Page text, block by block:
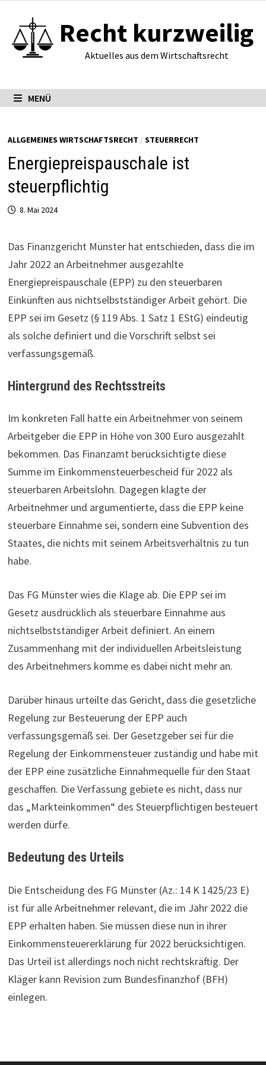
Inhalt
springen
Recht kurzweilig
Aktuelles aus dem Wirtschaftsrecht
MENÜ
ALLGEMEINES WIRTSCHAFTSRECHT / STEUERRECHT
Energiepreispauschale ist
steuerpflichtig
8. Mai 2024
Das Finanzgericht Münster hat entschieden, dass die im
Jahr 2022 an Arbeitnehmer ausgezahlte
Energiepreispauschale (EPP) zu den steuerbaren
Einkünften aus nichtselbstständiger Arbeit gehört. Die
EPP sei im Gesetz (§ 119 Abs. 1 Satz 1 EStG) eindeutig
als solche definiert und die Vorschrift selbst sei
verfassungsgemäß.
Hintergrund des Rechtsstreits
Im konkreten Fall hatte ein Arbeitnehmer von seinem
Arbeitgeber die EPP in Höhe von 300 Euro ausgezahlt
bekommen. Das Finanzamt berücksichtigte diese
Summe im Einkommensteuerbescheid für 2022 als
steuerbaren Arbeitslohn. Dagegen klagte der
Arbeitnehmer und argumentierte, dass die EPP keine
steuerbare Einnahme sei, sondern eine Subvention des
Staates, die nichts mit seinem Arbeitsverhältnis zu tun
habe.
Das FG Münster wies die Klage ab. Die EPP sei im
Gesetz ausdrücklich als steuerbare Einnahme aus
nichtselbstständiger Arbeit definiert. An einem
Zusammenhang mit der individuellen Arbeitsleistung
des Arbeitnehmers komme es dabei nicht mehr an.
Darüber hinaus urteilte das Gericht, dass die gesetzliche
Regelung zur Besteuerung der EPP auch
verfassungsgemäß sei. Der Gesetzgeber sei für die
Regelung der Einkommensteuer zuständig und habe mit
der EPP eine zusätzliche Einnahmequelle für den Staat
geschaffen. Die Verfassung gebiete es nicht, dass nur
das „Markteinkommen“ des Steuerpflichtigen besteuert
werden dürfe.
Bedeutung des Urteils
Die Entscheidung des FG Münster (Az.: 14 K 1425/23 E)
ist für alle Arbeitnehmer relevant, die im Jahr 2022 die
EPP erhalten haben. Sie müssen diese nun in ihrer
Einkommensteuererklärung für 2022 berücksichtigen.
Das Urteil ist allerdings noch nicht rechtskräftig. Der
Kläger kann Revision zum Bundesfinanzhof (BFH)
einlegen.